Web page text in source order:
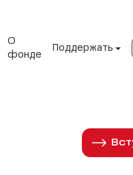
О
фонде
Поддержать